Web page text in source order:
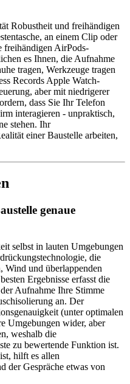
Robustheit und freihändigen
an einem Clip oder
freihändigen AirPods-
es Ihnen, die Aufnahme
tragen, Werkzeuge tragen
Records Apple Watch-
aber mit niedrigerer
dass Sie Ihr Telefon
interagieren - unpraktisch,
stehen. Ihr
einer Baustelle arbeiten,
genaue
selbst in lauten Umgebungen
die
Wind und überlappenden
Ergebnisse erfasst die
Aufnahme Ihre Stimme
an. Der
(unter optimalen
Umgebungen wider, aber
weshalb die
zu bewertende Funktion ist.
hilft es allen
der Gespräche etwas von